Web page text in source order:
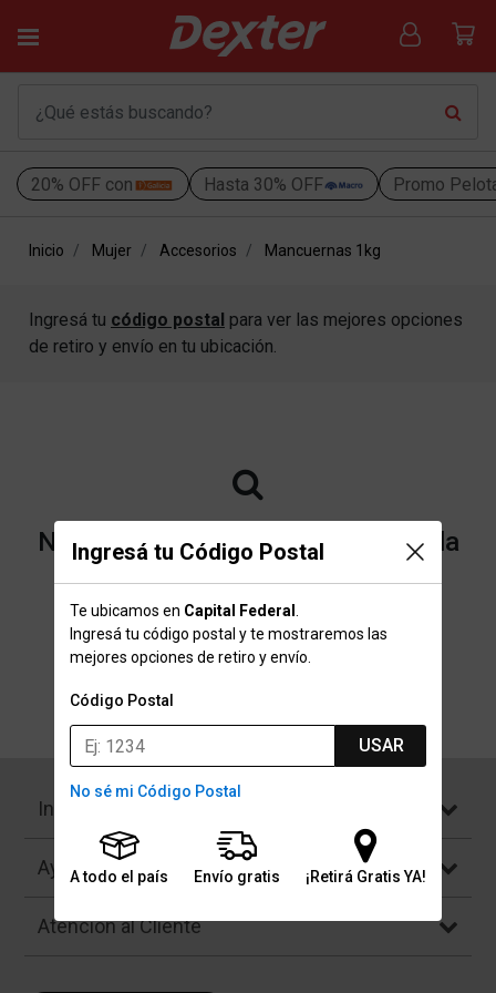
20% OFF con Hasta 30% OFF Promo
Ingresá tu Código Postal
Te ubicamos en Capital Federal
Ingresá tu código postal y te mostraremos las
mejores opciones de retiro y envío.
Código Postal
USAR
No sé mi Código Postal
A todo el país Envío gratis ¡Retirá Gratis YA!
Inicio Mujer Accesorios Mancuernas 1kg
Ingresá tu código postal para ver las mejores opciones
de retiro y envío en tu ubicación.
No encontramos resultados para la
categoría "Mancuernas 1kg" que
buscaste.
Volver a la página de inicio
Institucional
Ayuda
Atención al Cliente